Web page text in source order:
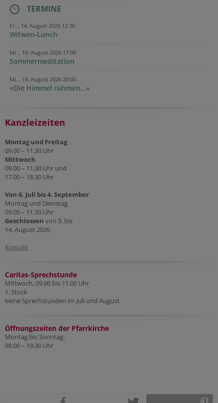
TERMINE
Fr.., 14. August 2026 12:30
Witwen-Lunch
Mi.., 19. August 2026 17:00
Sommermeditation
Mi.., 19. August 2026 20:00
«Die Himmel rühmen...»
Kanzleizeiten
Montag und Freitag
09.00 – 11.30 Uhr
Mittwoch
09.00 – 11.30 Uhr und
17.00 – 18.30 Uhr
Von 6. Juli bis 4. September
Montag und Dienstag
09.00 – 11.30 Uhr
Geschlossen von 5. bis
14. August 2026
Kontakt
Caritas-Sprechstunde
Mittwoch, 09.00 bis 11.00 Uhr
1. Stock
keine Sprechstunden im Juli und August
Öffnungszeiten der Pfarrkirche
Montag bis Sonntag:
08.00 – 19.30 Uhr